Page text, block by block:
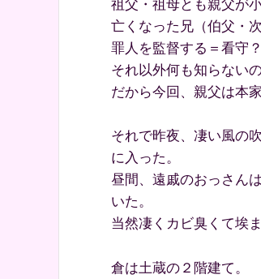
祖父・祖母とも親父が
亡くなった兄（伯父・
罪人を監督する＝看守
それ以外何も知らない
だから今回、親父は本
それで昨夜、凄い風の
に入った。
昼間、遠戚のおっさん
いた。
当然凄くカビ臭くて埃
倉は土蔵の２階建て。